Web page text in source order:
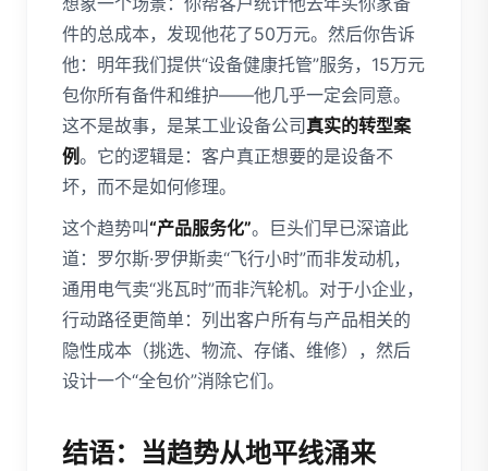
件的总成本，发现他花了50万元。然后你告诉
他：明年我们提供“设备健康托管”服务，15万元
包你所有备件和维护——他几乎一定会同意。
这不是故事，是某工业设备公司 真实的转型案
例。它的逻辑是：客户真正想要的是设备不
坏，而不是如何修理。
这个趋势叫“产品服务化”。巨头们早已深谙此
道：罗尔斯·罗伊斯卖“飞行小时”而非发动机，
通用电气卖“兆瓦时”而非汽轮机。对于小企业，
行动路径更简单：列出客户所有与产品相关的
隐性成本（挑选、物流、存储、维修），然后
设计一个“全包价”消除它们。
结语：当趋势从地平线涌来